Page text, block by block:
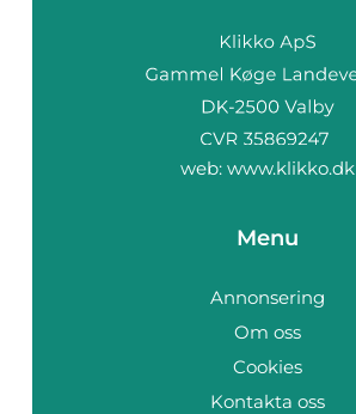
web: www.klikko.dk
Menu
Annonsering
Om oss
Cookies
Kontakta oss